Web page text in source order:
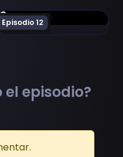
11
Episodio 12
WIXOSS Diva(A)Live
el episodio?